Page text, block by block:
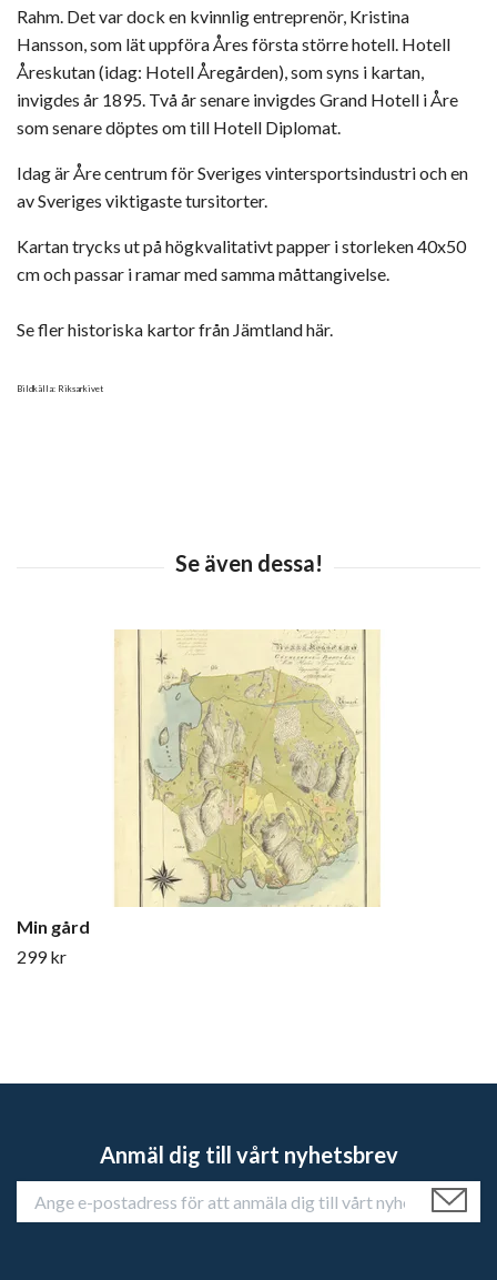
Rahm. Det var dock en kvinnlig entreprenör, Kristina
Hansson, som lät uppföra Åres första större hotell. Hotell
Åreskutan (idag: Hotell Åregården), som syns i kartan,
invigdes år 1895. Två år senare invigdes Grand Hotell i Åre
som senare döptes om till Hotell Diplomat.
Idag är Åre centrum för Sveriges vintersportsindustri och en
av Sveriges viktigaste tursitorter.
Kartan trycks ut på högkvalitativt papper i storleken 40x50
cm och passar i ramar med samma måttangivelse.
Se fler historiska kartor från Jämtland här.
Bildkälla: Riksarkivet
Min gård
299 kr
Anmäl dig till vårt nyhetsbrev